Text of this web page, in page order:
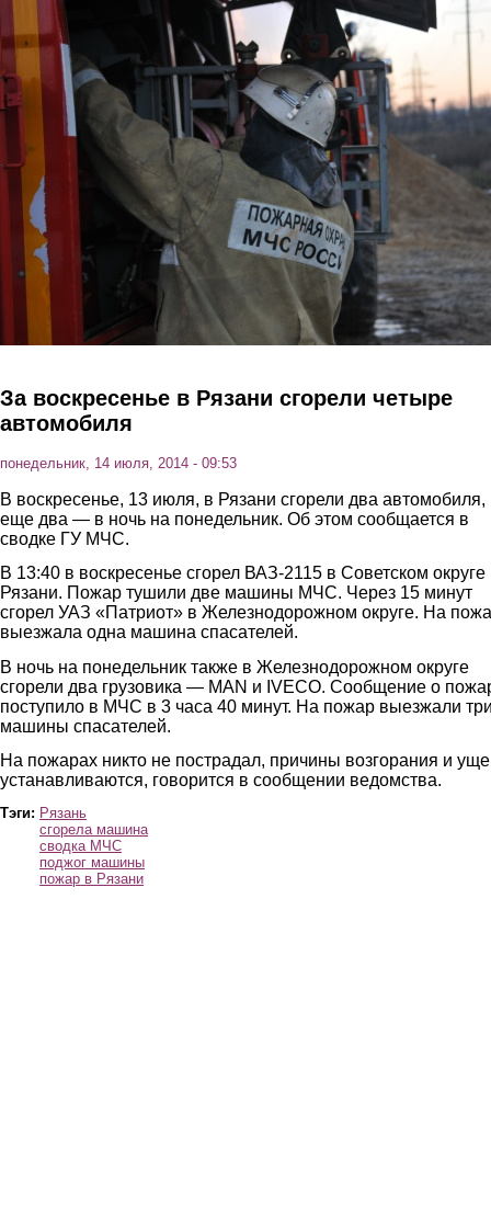
Перейти к основному содержанию
За воскресенье в Рязани сгорели четыре
автомобиля
понедельник, 14 июля, 2014 - 09:53
В воскресенье, 13 июля, в Рязани сгорели два автомобиля,
еще два — в ночь на понедельник. Об этом сообщается в
сводке ГУ МЧС.
В 13:40 в воскресенье сгорел ВАЗ-2115 в Советском округе
Рязани. Пожар тушили две машины МЧС. Через 15 минут
сгорел УАЗ «Патриот» в Железнодорожном округе. На
выезжала одна машина спасателей.
В ночь на понедельник также в Железнодорожном округе
сгорели два грузовика — MAN и IVECO. Сообщение о
поступило в МЧС в 3 часа 40 минут. На пожар выезжали
машины спасателей.
На пожарах никто не пострадал, причины возгорания и
устанавливаются, говорится в сообщении ведомства.
Тэги: Рязань
сгорела машина
сводка МЧС
поджог машины
пожар в Рязани